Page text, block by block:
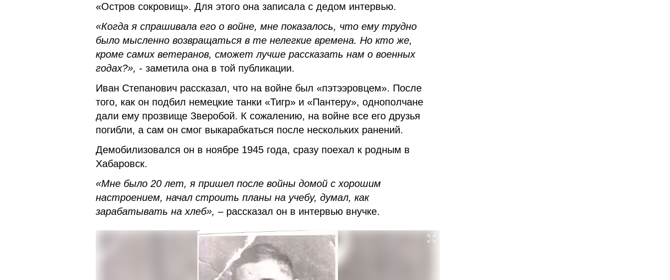
«Остров сокровищ». Для этого она записала с дедом интервью.
«Когда я спрашивала его о войне, мне показалось, что ему трудно
было мысленно возвращаться в те нелегкие времена. Но кто же,
кроме самих ветеранов, сможет лучше рассказать нам о военных
годах?», - заметила она в той публикации.
Иван Степанович рассказал, что на войне был «пэтээровцем». После
того, как он подбил немецкие танки «Тигр» и «Пантеру», однополчане
дали ему прозвище Зверобой. К сожалению, на войне все его друзья
погибли, а сам он смог выкарабкаться после нескольких ранений.
Демобилизовался он в ноябре 1945 года, сразу поехал к родным в
Хабаровск.
«Мне было 20 лет, я пришел после войны домой с хорошим
настроением, начал строить планы на учебу, думал, как
зарабатывать на хлеб», – рассказал он в интервью внучке.